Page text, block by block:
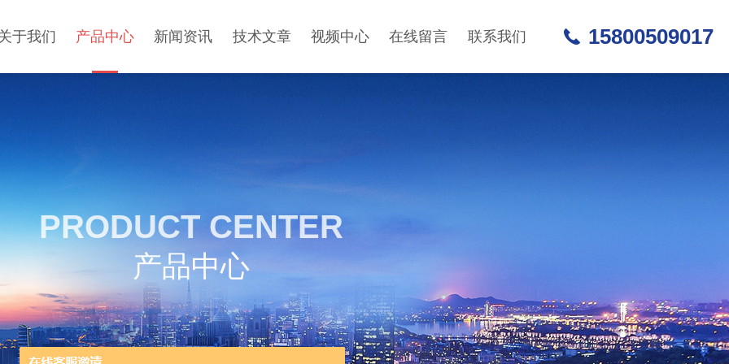
于我们 产品中心 新闻资讯 技术文章 视频中心 在线留言 联系我们 15800509017
PRODUCT CENTER
产品中心